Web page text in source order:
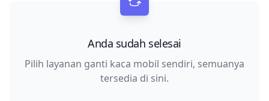
Anda sudah selesai
Pilih layanan ganti kaca mobil sendiri, semuanya
tersedia di sini.